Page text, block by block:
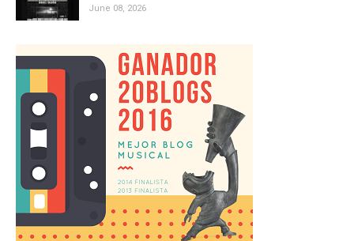
June 08, 2026